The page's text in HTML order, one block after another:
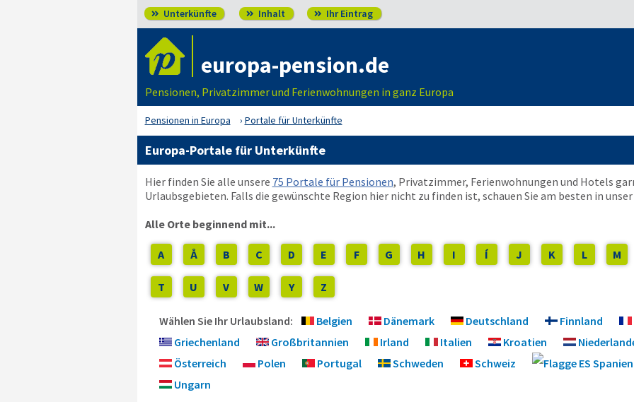
 Unterkünfte  Inhalt  Ihr Eintrag
europa-pension.de
Pensionen, Privatzimmer und Ferienwohnungen in ganz Europa
Pensionen in Europa Portale für Unterkünfte
Europa-Portale für Unterkünfte
Hier finden Sie alle unsere 75 Portale für Pensionen, Privatzimmer, Ferienwohnungen und Hotels
Urlaubsgebieten. Falls die gewünschte Region hier nicht zu finden ist, schauen Sie am besten in unser
Alle Orte beginnend mit...
A Å B C D E F G H I Í J K L M
T U V W Y Z
Wählen Sie Ihr Urlaubsland: Belgien Dänemark Deutschland Finnland
Griechenland
Großbritannien Irland Italien Kroatien
Österreich
Polen Portugal Schweden Schweiz
Spanien
Ungarn